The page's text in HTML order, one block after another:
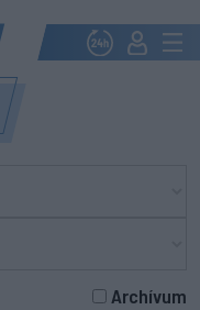
Archívum